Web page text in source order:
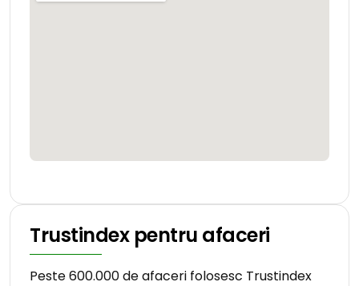
Trustindex pentru afaceri
Peste 600.000 de afaceri folosesc Trustindex